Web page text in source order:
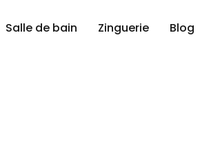
Salle de bain Zinguerie Blog